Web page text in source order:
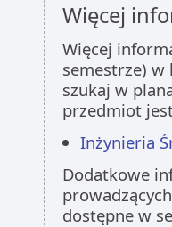
Więcej
Więcej
semestrze)
szukaj w
przedmiot
Inżynieria
Dodatkowe
dostępne w